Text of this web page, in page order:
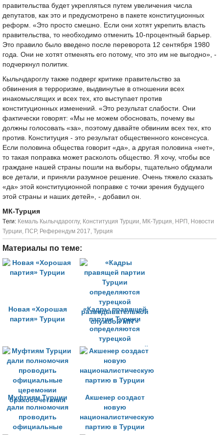
правительства будет укрепляться путем увеличения числа
депутатов, как это и предусмотрено в пакете конституционных
реформ. «Это просто смешно. Если они хотят укрепить власть
правительства, то необходимо отменить 10-процентный барьер.
Это правило было введено после переворота 12 сентября 1980
года. Они не хотят отменять его потому, что это им не выгодно», -
подчеркнул политик.
Кылычдароглу также подверг критике правительство за
обвинения в терроризме, выдвинутые в отношении всех
инакомыслящих и всех тех, кто выступает против
конституционных изменений. «Это результат слабости. Они
фактически говорят: «Мы не можем обосновать, почему вы
должны голосовать «за», поэтому давайте обвиним всех тех, кто
против. Конституция - это результат общественного консенсуса.
Если половина общества говорит «да», а другая половина «нет»,
то такая поправка может расколоть общество. Я хочу, чтобы все
граждане нашей страны пошли на выборы, тщательно обдумали
все детали, и приняли разумное решение. Очень тяжело сказать
«да» этой конституционной поправке с точки зрения будущего
этой страны и наших детей», - добавил он.
МК-Турция
Tеги: Кемаль Кылычдароглу, Конституция Турции, МК-Турция, НРП , Новости
Турции, ПСР, Референдум 2017, Турция
Материалы по теме:
Новая «Хорошая
партия» Турции
«Кадры правящей
партии Турции
определяются
турецкой
разведывательной
службой MIT»
Муфтиям Турции
дали полномочия
проводить
официальные
Акшенер создаст
новую
националистическую
партию в Турции